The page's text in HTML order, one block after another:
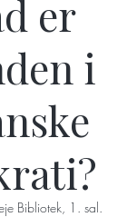
er
i
Bibliotek, 1. sal.